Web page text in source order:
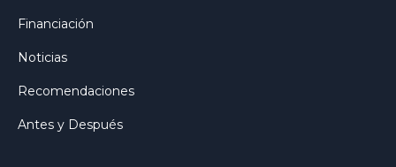
Financiación
Noticias
Recomendaciones
Antes y Después